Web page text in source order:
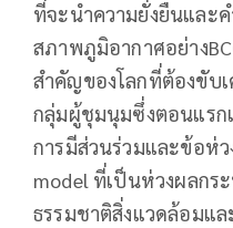
ที่จะนำความยั่งยืนและ
สภาพภูมิอากาศ​อย่าง​
สำคัญ​ของโลกที่ต้องขับ
กลุ่ม​ผู้​ชุมนุม​ซึ่งตอนแรก
การมีส่วนร่วมและข้อห่ว
model ที่เป็นห่วงผลก
ธรรมชาติ​สิ่งแวดล้อม​แ